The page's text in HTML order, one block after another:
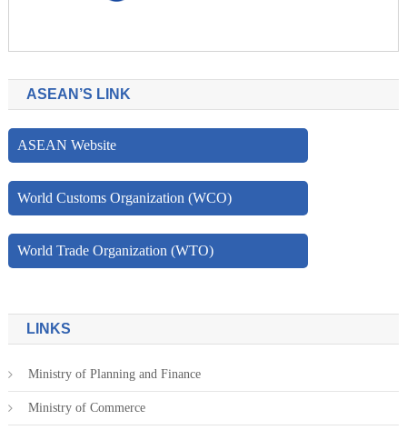
ASEAN’S LINK
ASEAN Website
World Customs Organization (WCO)
World Trade Organization (WTO)
LINKS
Ministry of Planning and Finance
Ministry of Commerce